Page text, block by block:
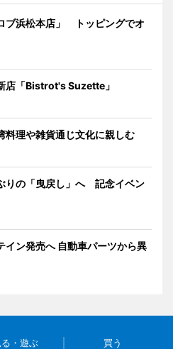
ブ浜松本店」 トッピングでオ
店「Bistrot's Suzette」
理や雑貨通じ文化に親しむ
りの「曳戻し」へ 記念イベン
イン発売へ 自動車パーツから異
る・遊ぶ 買う